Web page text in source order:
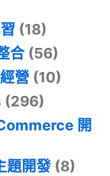
(18)
合(56)
營 (10)
(296)
開
題開發(8)